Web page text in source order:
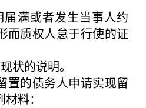
满或者发生当事人约
而质权人怠于行使的证
的说明。
的债务人申请实现留
料：